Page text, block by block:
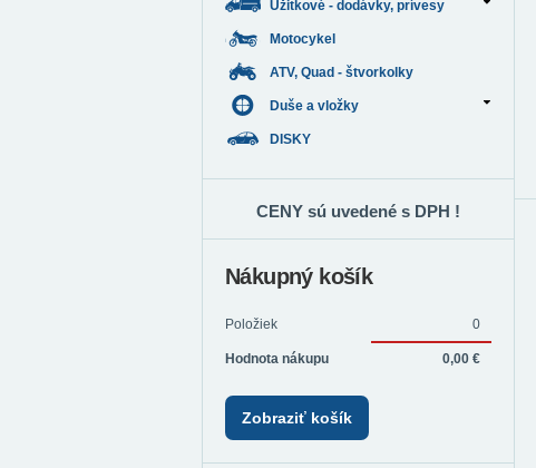
Užitkové - dodávky, prívesy
Motocykel
ATV, Quad - štvorkolky
Duše a vložky
DISKY
CENY sú uvedené s DPH !
Nákupný košík
Položiek 0
Hodnota nákupu 0,00 €
Zobraziť košík